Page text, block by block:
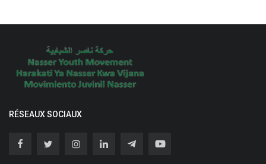
RÉSEAUX SOCIAUX